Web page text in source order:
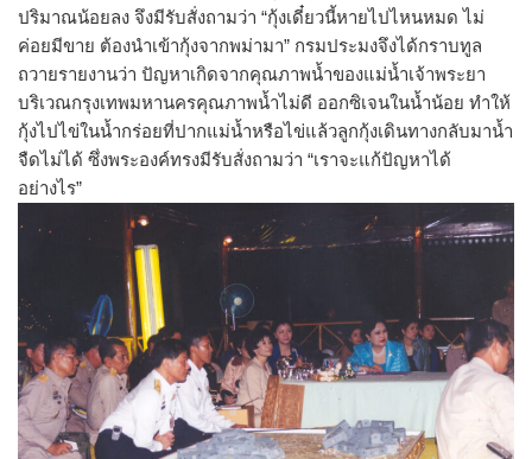
ปริมาณน้อยลง จึงมีรับสั่งถามว่า “กุ้งเดี๋ยวนี้หายไปไหนหมด ไม่
ค่อยมีขาย ต้องนำเข้ากุ้งจากพม่ามา” กรมประมงจึงได้กราบทูล
ถวายรายงานว่า ปัญหาเกิดจากคุณภาพน้ำของแม่น้ำเจ้าพระยา
บริเวณกรุงเทพมหานครคุณภาพน้ำไม่ดี ออกซิเจนในน้ำน้อย ทำให้
กุ้งไปไข่ในน้ำกร่อยที่ปากแม่น้ำหรือไข่แล้วลูกกุ้งเดินทางกลับมาน้ำ
จืดไม่ได้ ซึ่งพระองค์ทรงมีรับสั่งถามว่า “เราจะแก้ปัญหาได้
อย่างไร”